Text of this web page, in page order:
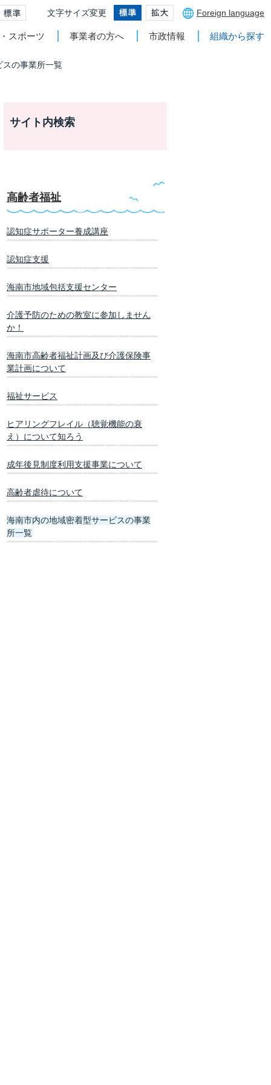
文字サイズ変更 Foreign language
スポーツ 事業者の方へ 市政情報 組織から探す
スの事業所一覧
サイト内検索
高齢者福祉
認知症サポーター養成講座
認知症支援
海南市地域包括支援センター
介護予防のための教室に参加しません
か！
海南市高齢者福祉計画及び介護保険事
業計画について
福祉サービス
ヒアリングフレイル（聴覚機能の衰
え）について知ろう
成年後見制度利用支援事業について
高齢者虐待について
海南市内の地域密着型サービスの事業
所一覧